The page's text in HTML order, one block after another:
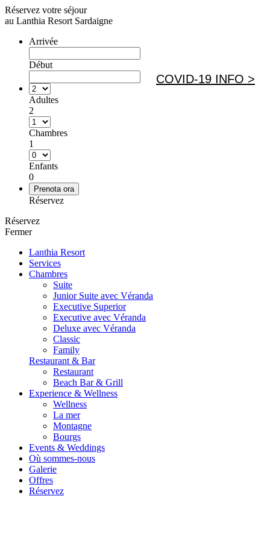
Réservez votre séjour
au Lanthia Resort Sardaigne
Arrivée
Début
Adultes
2
Chambres
1
Enfants
0
Réservez
Réservez
Fermer
Lanthia Resort
Services
Chambres
Suite
Junior Suite avec Véranda
Executive Superior
Executive avec Véranda
Deluxe avec Véranda
Classic
Family
Restaurant & Bar
Restaurant
Beach Bar & Grill
Experience & Wellness
Wellness
La mer
Montagne
Bourgs
Events & Weddings
Où sommes-nous
Galerie
Offres
Réservez
COVID-19 INFO >